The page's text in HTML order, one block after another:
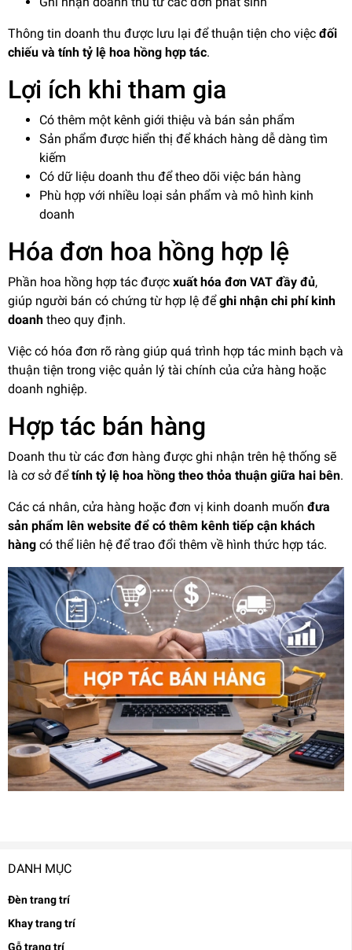
DANH MỤC
Đèn trang trí
Khay trang trí
Gỗ trang trí
Thông tin doanh thu được lưu lại để thuận tiện cho việc đối
chiếu và tính tỷ lệ hoa hồng hợp tác.
Lợi ích khi tham gia
Có thêm một kênh giới thiệu và bán sản phẩm
Sản phẩm được hiển thị để khách hàng dễ dàng tìm
kiếm
Có dữ liệu doanh thu để theo dõi việc bán hàng
Phù hợp với nhiều loại sản phẩm và mô hình kinh
doanh
Hóa đơn hoa hồng hợp lệ
Phần hoa hồng hợp tác được xuất hóa đơn VAT đầy đủ,
giúp người bán có chứng từ hợp lệ đểghi nhận chi phí kinh
doanh theo quy định.
Việc có hóa đơn rõ ràng giúp quá trình hợp tác minh bạch và
thuận tiện trong việc quản lý tài chính của cửa hàng hoặc
doanh nghiệp.
Hợp tác bán hàng
Doanh thu từ các đơn hàng được ghi nhận trên hệ thống sẽ
là cơ sở đểtính tỷ lệ hoa hồng theo thỏa thuận giữa hai bên.
Các cá nhân, cửa hàng hoặc đơn vị kinh doanh muốn đưa
sản phẩm lên website để có thêm kênh tiếp cận khách
hàng có thể liên hệ để trao đổi thêm về hình thức hợp tác.